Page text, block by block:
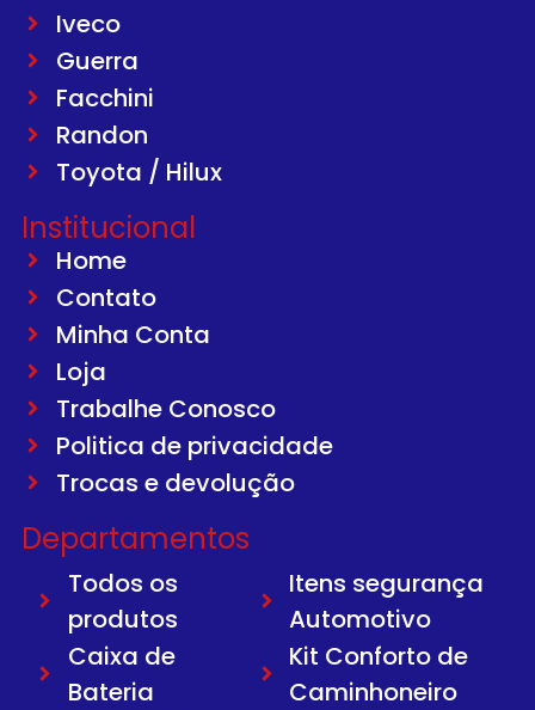
Iveco
Guerra
Facchini
Randon
Toyota / Hilux
Institucional
Home
Contato
Minha Conta
Loja
Trabalhe Conosco
Politica de privacidade
Trocas e devolução
Departamentos
Todos os
produtos
Caixa de
Bateria
Itens segurança
Automotivo
Kit Conforto de
Caminhoneiro